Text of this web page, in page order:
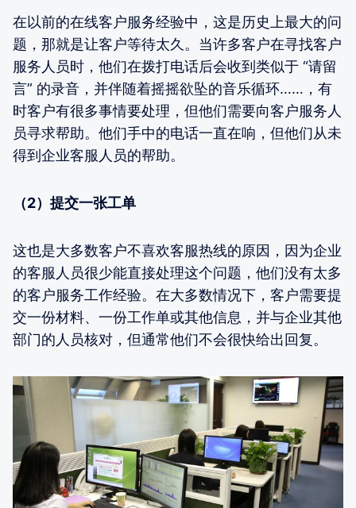
在以前的在线客户服务经验中，这是历史上最大的问
题，那就是让客户等待太久。当许多客户在寻找客户
服务人员时，他们在拨打电话后会收到类似于 “请留
言” 的录音，并伴随着摇摇欲坠的音乐循环……，有
时客户有很多事情要处理，但他们需要向客户服务人
员寻求帮助。他们手中的电话一直在响，但他们从未
得到企业客服人员的帮助。
（2）提交一张工单
这也是大多数客户不喜欢客服热线的原因，因为企业
的客服人员很少能直接处理这个问题，他们没有太多
的客户服务工作经验。在大多数情况下，客户需要提
交一份材料、一份工作单或其他信息，并与企业其他
部门的人员核对，但通常他们不会很快给出回复。